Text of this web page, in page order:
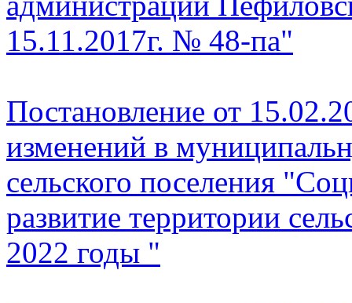
15.11.2017г. № 48-па"
Постановление от
изменений в
сельского поселения "
развитие территории с
2022 годы "